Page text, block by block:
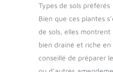
Types de sols préférés
Bien que ces plantes
de sols, elles
bien drainé et riche
conseillé de préparer